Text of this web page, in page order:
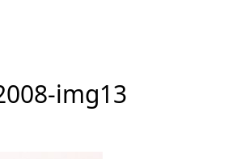
img13